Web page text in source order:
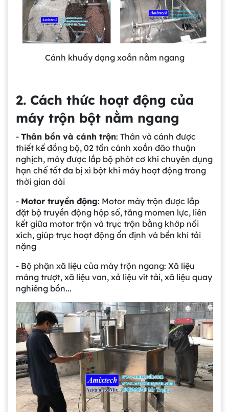
Cánh khuấy dạng xoắn nằm ngang
2. Cách thức hoạt động của
máy trộn bột nằm ngang
- Thân bồn và cánh trộn: Thân và cánh được
thiết kế đồng bộ, 02 tần cánh xoắn đão thuận
nghịch, máy được lắp bộ phót cơ khí chuyên dụng
hạn chế tốt đa bị xì bột khi máy hoạt động trong
thời gian dài
- Motor truyền động: Motor máy trộn được lắp
đặt bộ truyền động hộp số, tăng momen lực, liên
kết giữa motor trộn và trục trộn bằng khớp nối
xích, giúp trục hoạt động ổn định và bền khi tải
nặng
- Bộ phận xã liệu của máy trộn ngang: Xã liệu
máng trượt, xã liệu van, xả liệu vít tải, xã liệu quay
nghiêng bồn...